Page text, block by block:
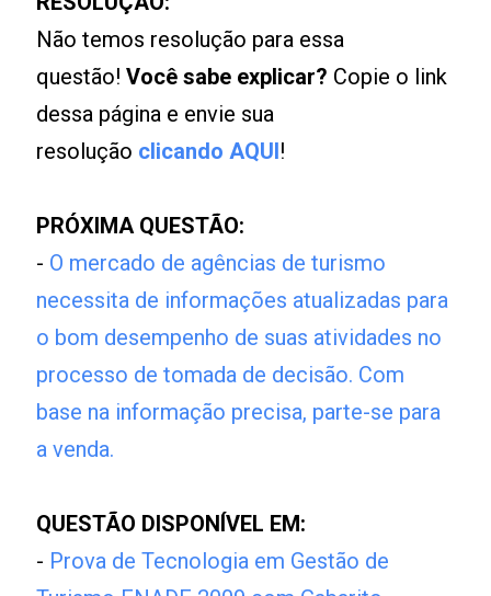
Não temos resolução para essa
questão!Você sabe explicar? Copie o link
dessa página e envie sua
resolução clicando AQUI!
PRÓXIMA QUESTÃO:
- O mercado de agências de turismo
necessita de informações atualizadas para
o bom desempenho de suas atividades no
processo de tomada de decisão. Com
base na informação precisa, parte-se para
a venda.
QUESTÃO DISPONÍVEL EM:
- Prova de Tecnologia em Gestão de